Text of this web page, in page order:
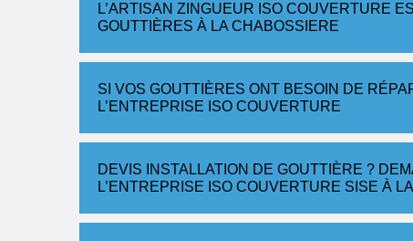
L’ARTISAN ZINGUEUR ISO COUVERTURE
GOUTTIÈRES À LA CHABOSSIERE
SI VOS GOUTTIÈRES ONT BESOIN DE
L’ENTREPRISE ISO COUVERTURE
DEVIS INSTALLATION DE GOUTTIÈRE ?
L’ENTREPRISE ISO COUVERTURE SISE À